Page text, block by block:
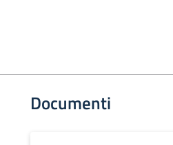
Documenti